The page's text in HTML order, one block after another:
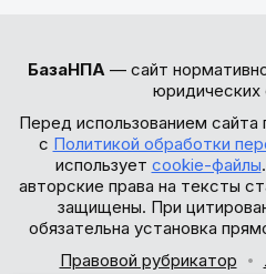
БазаНПА — сайт
юридических
Перед использованием
с Политикой обработки
использует cookie-файлы
авторские права на тексты
защищены. При
обязательна установка
Правовой рубрикатор